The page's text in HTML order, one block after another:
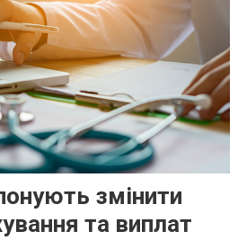
змінити
та виплат